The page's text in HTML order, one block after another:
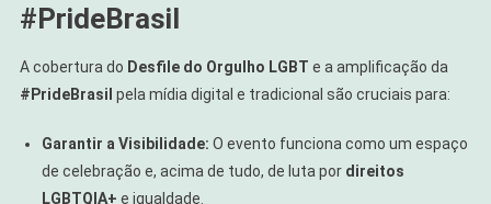
#PrideBrasil
A cobertura do Desfile do Orgulho LGBT e a amplificação da
#PrideBrasil pela mídia digital e tradicional são cruciais para:
Garantir a Visibilidade: O evento funciona como um espaço
de celebração e, acima de tudo, de luta por direitos
LGBTQIA+ e igualdade.